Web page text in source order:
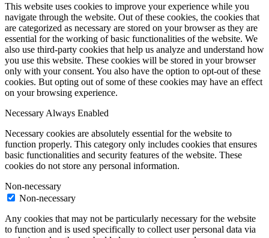
This website uses cookies to improve your experience while you
navigate through the website. Out of these cookies, the cookies that
are categorized as necessary are stored on your browser as they are
essential for the working of basic functionalities of the website. We
also use third-party cookies that help us analyze and understand how
you use this website. These cookies will be stored in your browser
only with your consent. You also have the option to opt-out of these
cookies. But opting out of some of these cookies may have an effect
on your browsing experience.
Necessary Always Enabled
Necessary cookies are absolutely essential for the website to
function properly. This category only includes cookies that ensures
basic functionalities and security features of the website. These
cookies do not store any personal information.
Non-necessary
Non-necessary
Any cookies that may not be particularly necessary for the website
to function and is used specifically to collect user personal data via